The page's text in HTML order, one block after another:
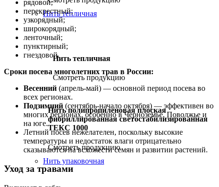
Нить тепличная
Нить тепличная
Смотреть продукцию
Нить полипропиленовая плоская
фибриллированная светостабилизированная
ТЕКС 1000
Смотреть продукцию
Нить упаковочная
рядовой;
перекрестный;
узкорядный;
широкорядный;
ленточный;
пунктирный;
гнездовой.
Сроки посева многолетних трав в России:
Весенний (апрель-май) — основной период посева во
всех регионах.
Подзимний (сентябрь-начало октября) — эффективен во
многих регионах, особенно в Черноземье, Поволжье и
на юге.
Летний посев нежелателен, поскольку высокие
температуры и недостаток влаги отрицательно
сказываются на всхожести семян и развитии растений.
Уход за травами